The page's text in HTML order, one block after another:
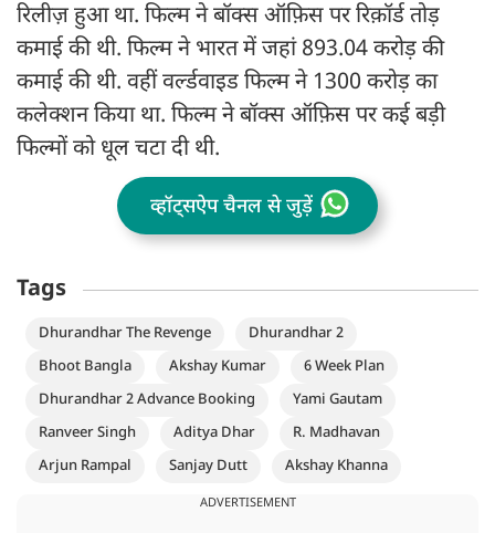
रिलीज़ हुआ था. फिल्म ने बॉक्स ऑफ़िस पर रिक़ॉर्ड तोड़
कमाई की थी. फिल्म ने भारत में जहां 893.04 करोड़ की
कमाई की थी. वहीं वर्ल्डवाइड फिल्म ने 1300 करोड़ का
कलेक्शन किया था. फिल्म ने बॉक्स ऑफ़िस पर कई बड़ी
फिल्मों को धूल चटा दी थी.
व्हॉट्सऐप चैनल से जुड़ें
Tags
Dhurandhar The Revenge
Dhurandhar 2
Bhoot Bangla
Akshay Kumar
6 Week Plan
Dhurandhar 2 Advance Booking
Yami Gautam
Ranveer Singh
Aditya Dhar
R. Madhavan
Arjun Rampal
Sanjay Dutt Akshay Khanna
ADVERTISEMENT